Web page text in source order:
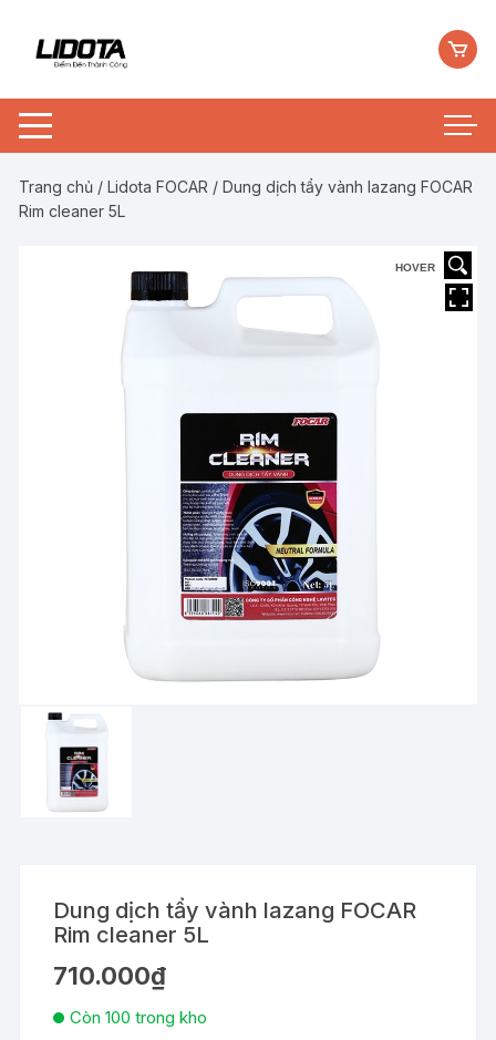
Trang chủ /Lidota FOCAR / Dung dịch tẩy vành lazang FOCAR
Rim cleaner 5L
HOVER
Dung dịch tẩy vành lazang FOCAR
Rim cleaner 5L
710.000₫
Còn 100 trong kho